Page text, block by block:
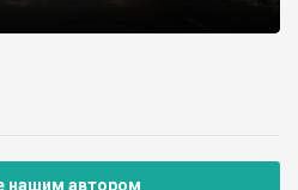
нашим автором